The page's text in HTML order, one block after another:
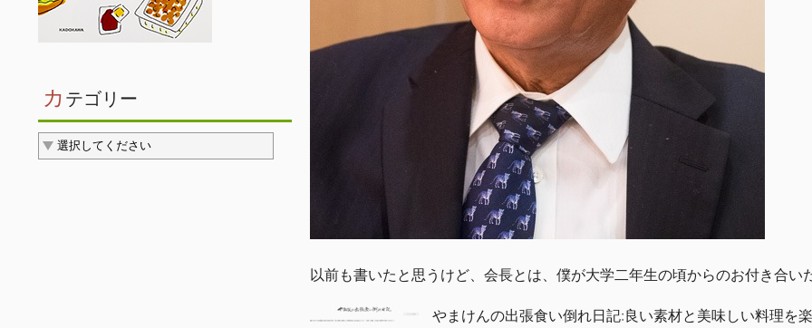
以前も書いたと思うけど、会長とは、僕が大学二年生の頃からのお付き合い
やまけんの出張食い倒れ日記:良い素材と美味しい料理を
カ テゴリー